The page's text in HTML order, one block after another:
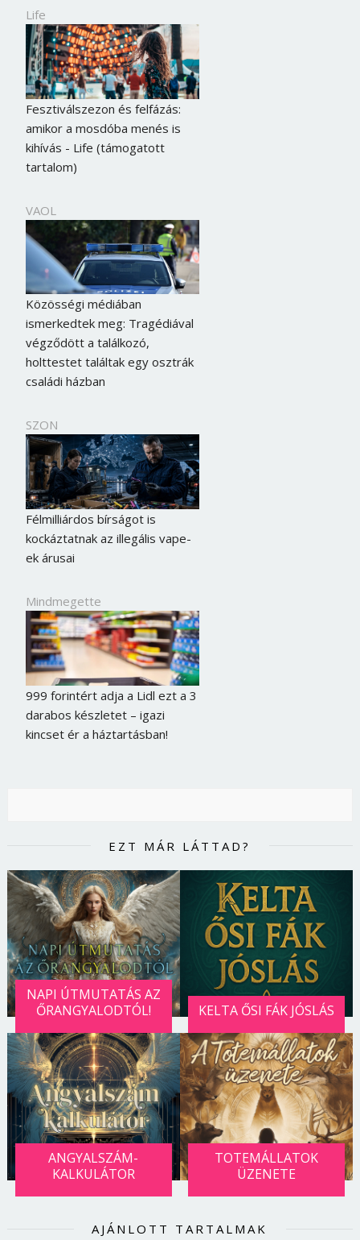
Life
Fesztiválszezon és felfázás:
amikor a mosdóba menés is
kihívás - Life (támogatott
tartalom)
VAOL
Közösségi médiában
ismerkedtek meg: Tragédiával
végződött a találkozó,
holttestet találtak egy osztrák
családi házban
SZON
Félmilliárdos bírságot is
kockáztatnak az illegális vape-
ek árusai
Mindmegette
999 forintért adja a Lidl ezt a 3
darabos készletet – igazi
kincset ér a háztartásban!
EZT MÁR LÁTTAD?
NAPI ÚTMUTATÁS AZ
ŐRANGYALODTÓL!
KELTA ŐSI FÁK JÓSLÁS
ANGYALSZÁM-
KALKULÁTOR
TOTEMÁLLATOK
ÜZENETE
AJÁNLOTT TARTALMAK